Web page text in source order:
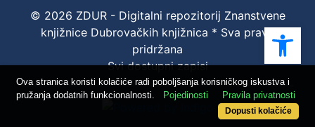
© 2026 ZDUR - Digitalni repozitorij Znanstvene
knjižnice Dubrovačkih knjižnica * Sva prava
pridržana
Svi dostupni zapisi
Ova stranica koristi kolačiće radi poboljšanja korisničkog iskustva i
pružanja dodatnih funkcionalnosti.
Pojedinosti Pravila privatnosti
Dopusti kolačiće